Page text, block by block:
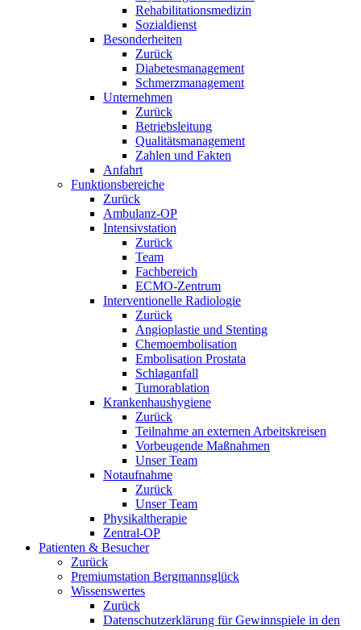
Rehabilitationsmedizin
Sozialdienst
Besonderheiten
Zurück
Diabetesmanagement
Schmerzmanagement
Unternehmen
Zurück
Betriebsleitung
Qualitätsmanagement
Zahlen und Fakten
Anfahrt
Funktionsbereiche
Zurück
Ambulanz-OP
Intensivstation
Zurück
Team
Fachbereich
ECMO-Zentrum
Interventionelle Radiologie
Zurück
Angioplastie und Stenting
Chemoembolisation
Embolisation Prostata
Schlaganfall
Tumorablation
Krankenhaushygiene
Zurück
Teilnahme an externen Arbeitskreisen
Vorbeugende Maßnahmen
Unser Team
Notaufnahme
Zurück
Unser Team
Physikaltherapie
Zentral-OP
Patienten & Besucher
Zurück
Premiumstation Bergmannsglück
Wissenswertes
Zurück
Datenschutzerklärung für Gewinnspiele in den